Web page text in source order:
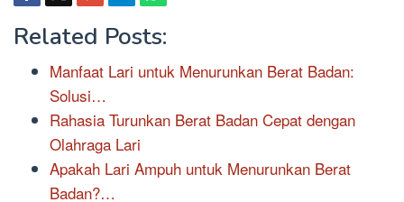
Related Posts:
Manfaat Lari untuk Menurunkan Berat Badan:
Solusi…
Rahasia Turunkan Berat Badan Cepat dengan
Olahraga Lari
Apakah Lari Ampuh untuk Menurunkan Berat
Badan?…